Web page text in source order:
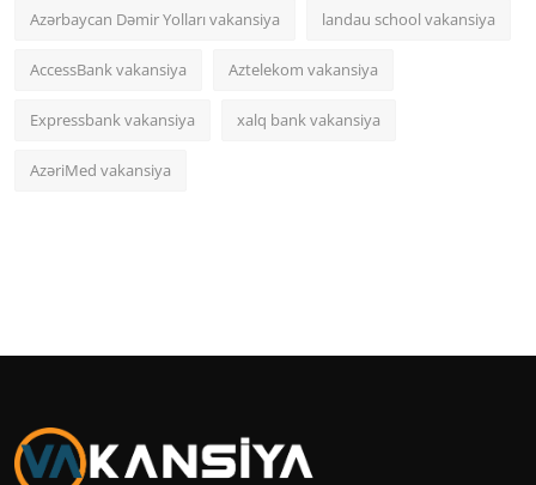
Azərbaycan Dəmir Yolları vakansiya landau school vakansiya
AccessBank vakansiya Aztelekom vakansiya
Expressbank vakansiya xalq bank vakansiya
AzəriMed vakansiya